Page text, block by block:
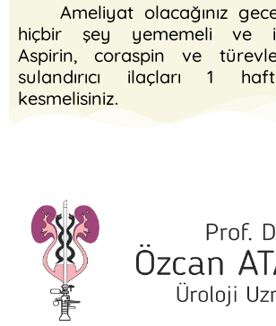
Ameliyat olacağınız
hiçbir şey yememeli ve
Aspirin, coraspin ve
sulandırıcı ilaçları 1
kesmelisiniz.